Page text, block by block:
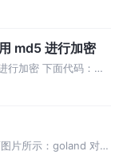
md5 进行加密
加密 下面代码：复
用 md5 进行加密 下
片所示：goland 对字